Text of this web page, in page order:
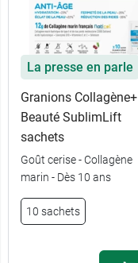
La presse en parle
Granions Collagène+
Beauté SublimLift
sachets
Goût cerise - Collagène
marin - Dès 10 ans
10 sachets